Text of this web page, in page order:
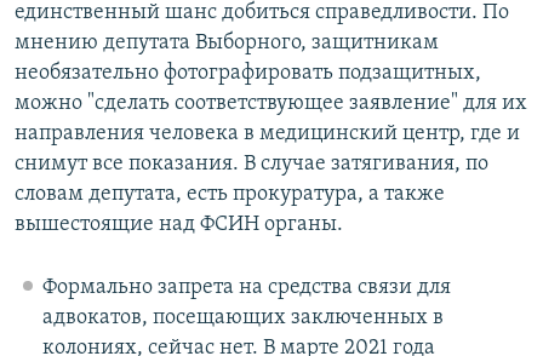
единственный шанс добиться справедливости. По
мнению депутата Выборного, защитникам
необязательно фотографировать подзащитных,
можно "сделать соответствующее заявление" для их
направления человека в медицинский центр, где и
снимут все показания. В случае затягивания, по
словам депутата, есть прокуратура, а также
вышестоящие над ФСИН органы.
Формально запрета на средства связи для
адвокатов, посещающих заключенных в
колониях, сейчас нет. В марте 2021 года